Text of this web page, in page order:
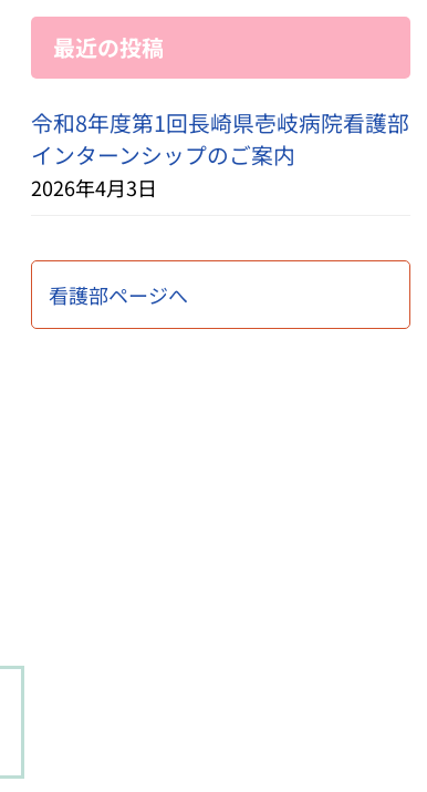
最近の投稿
令和8年度第1回長崎県壱岐病院看護部
インターンシップのご案内
2026年4月3日
看護部ページへ